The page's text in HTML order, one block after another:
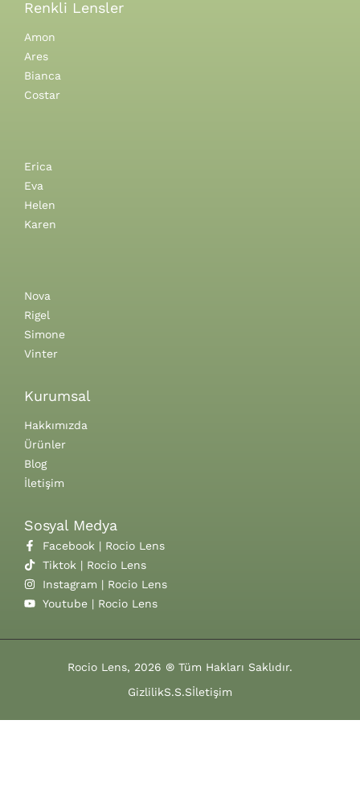
Renkli Lensler
Amon
Ares
Bianca
Costar
Erica
Eva
Helen
Karen
Nova
Rigel
Simone
Vinter
Kurumsal
Hakkımızda
Ürünler
Blog
İletişim
Sosyal Medya
Facebook | Rocio Lens
Tiktok | Rocio Lens
Instagram | Rocio Lens
Youtube | Rocio Lens
Rocio Lens, 2026 ® Tüm Hakları Saklıdır.
GizlilikS.S.Sİletişim